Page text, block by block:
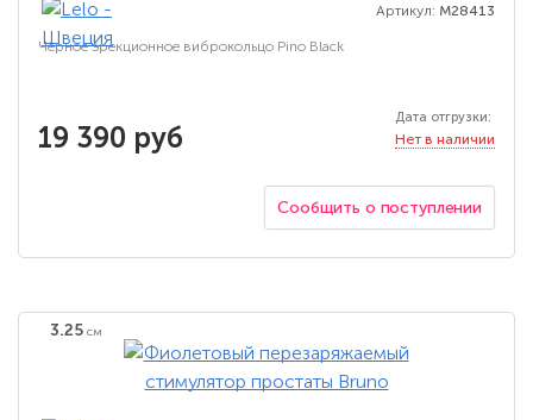
Артикул: M28413
Чёрное эрекционное виброкольцо Pino Black
19 390 руб
Дата отгрузки:
Нет в наличии
Сообщить о поступлении
3.25 см